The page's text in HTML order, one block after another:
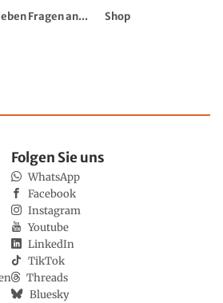
Fragen an...
Shop
Folgen Sie uns
WhatsApp
Facebook
Instagram
Youtube
LinkedIn
TikTok
Threads
Bluesky